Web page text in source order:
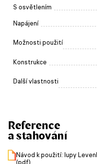
S osvětlením
Napájení
Možnosti použití
Konstrukce
Další vlastnosti
Reference
a stahování
Návod k použití: lupy
(pdf)